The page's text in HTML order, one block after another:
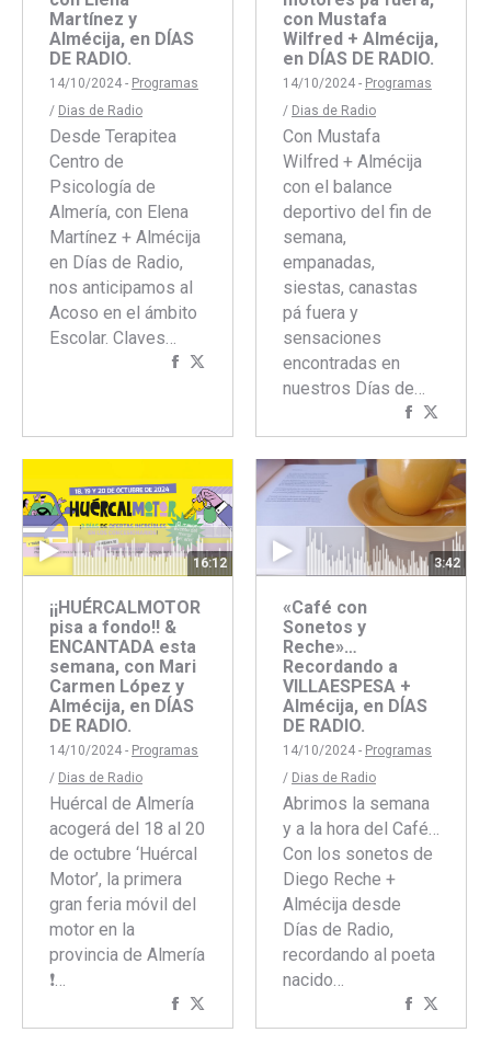
Martínez y
Almécija, en DÍAS
DE RADIO.
14/10/2024 - Programas
/ Dias de Radio
Desde Terapitea
Centro de
Psicología de
Almería, con Elena
Martínez + Almécija
en Días de Radio,
nos anticipamos al
Acoso en el ámbito
Escolar. Claves…
Compartir
con Mustafa
Wilfred + Almécija,
en DÍAS DE RADIO.
14/10/2024 - Programas
/ Dias de Radio
Con Mustafa
Wilfred + Almécija
con el balance
deportivo del fin de
semana,
empanadas,
siestas, canastas
pá fuera y
sensaciones
encontradas en
nuestros Días de…
Compartir
concon
16:12
¡¡HUÉRCALMOTOR
pisa a fondo!! &
ENCANTADA esta
semana, con Mari
Carmen López y
Almécija, en DÍAS
DE RADIO.
14/10/2024 - Programas
/ Dias de Radio
Huércal de Almería
acogerá del 18 al 20
de octubre ‘Huércal
Motor’, la primera
gran feria móvil del
motor en la
provincia de Almería
❗️…
Compartir
concon
3:42
«Café con
Sonetos y
Reche»…
Recordando a
VILLAESPESA +
Almécija, en DÍAS
DE RADIO.
14/10/2024 - Programas
/ Dias de Radio
Abrimos la semana
y a la hora del Café…
Con los sonetos de
Diego Reche +
Almécija desde
Días de Radio,
recordando al poeta
nacido…
Compartir
concon